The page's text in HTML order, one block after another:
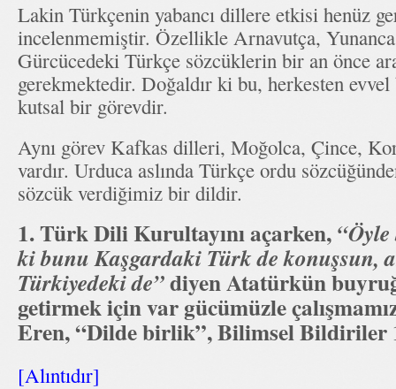
Lakin Türkçenin yabancı dillere etkisi henüz
incelenmemiştir. Özellikle Arnavutça,
Gürcücedeki Türkçe sözcüklerin bir an önce
gerekmektedir. Doğaldır ki bu, herkesten
kutsal bir görevdir.
Aynı görev Kafkas dilleri, Moğolca, Çince,
vardır. Urduca aslında Türkçe ordu
sözcük verdiğimiz bir dildir.
1. Türk Dili Kurultayını açarken,
ki bunu Kaşgardaki Türk de konuşsun,
Türkiyedeki de”diyenAtatürkün
getirmek için var gücümüzle
Eren, “Dilde birlik”, Bilimsel Bildiriler
[Alıntıdır]